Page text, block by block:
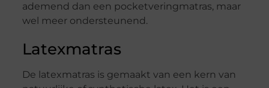
ademend dan een pocketveringmatras, maar
wel meer ondersteunend.
Latexmatras
De latexmatras is gemaakt van een kern van